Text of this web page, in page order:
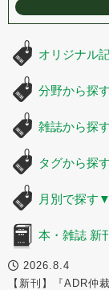
オリジナル
分野から探す
雑誌から探す
タグから探す
月別で探す ▼
本・雑誌 新
2026.8.4
【新刊】『ADR仲